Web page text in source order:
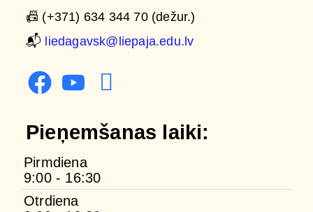
📠 (+371) 634 344 70 (dežur.)
📬 liedagavsk@liepaja.edu.lv
Pieņemšanas laiki:
Pirmdiena
9:00 - 16:30
Otrdiena